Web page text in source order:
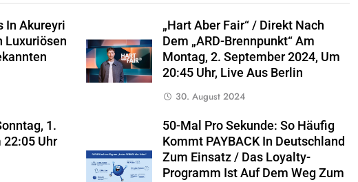
In Akureyri
Luxuriösen
„hart Aber Fair“ / Direkt Nach
Dem „ARD-Brennpunkt“ Am
Montag, 2. September 2024, Um
20:45 Uhr, Live Aus Berlin
30. August 2024
1.
22:05 Uhr
50-Mal Pro Sekunde: So Häufig
Kommt PAYBACK In Deutschland
Zum Einsatz / Das Loyalty-
Programm Ist Auf Dem Weg Zum